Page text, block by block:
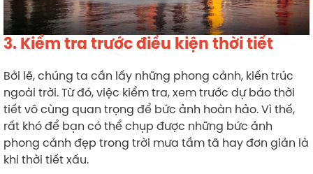
3. Kiểm tra trước điều kiện thời tiết
Bởi lẽ, chúng ta cần lấy những phong cảnh, kiến trúc
ngoài trời. Từ đó, việc kiểm tra, xem trước dự báo thời
tiết vô cùng quan trọng để bức ảnh hoàn hảo. Vì thế,
rất khó để bạn có thể chụp được những bức ảnh
phong cảnh đẹp trong trời mưa tầm tã hay đơn giản là
khi thời tiết xấu.